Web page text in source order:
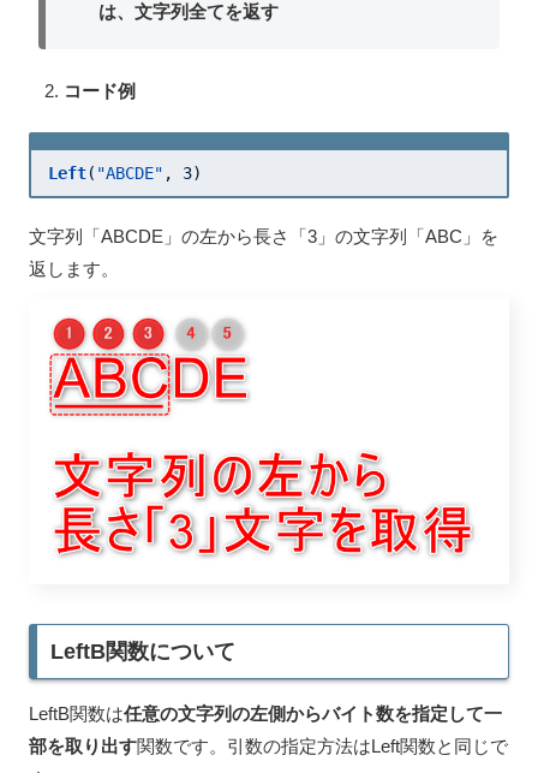
は、文字列全てを返す
コード例
Left( "ABCDE" , 3)
文字列「ABCDE」の左から長さ「3」の文字列「ABC」を
返します。
LeftB関数について
LeftB関数は任意の文字列の左側からバイト数を指定して一
部を取り出す関数です。引数の指定方法はLeft関数と同じで